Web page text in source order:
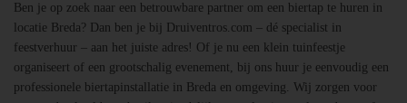
Ben je op zoek naar een betrouwbare partner om een biertap te huren in
locatie Breda? Dan ben je bij Druiventros.com – dé specialist in
feestverhuur – aan het juiste adres! Of je nu een klein tuinfeestje
organiseert of een grootschalig evenement, bij ons huur je eenvoudig een
professionele biertapinstallatie in Breda en omgeving. Wij zorgen voor